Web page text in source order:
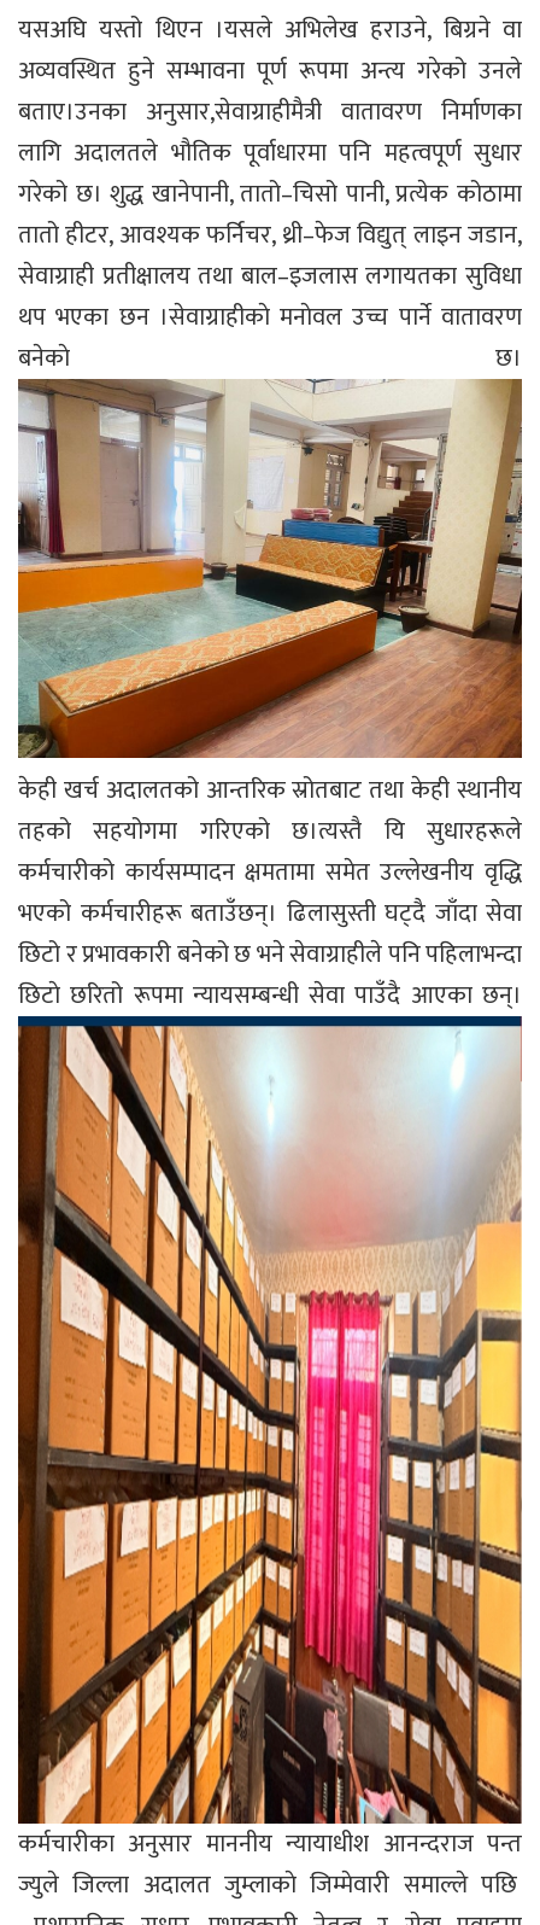
यसअघि यस्तो थिएन ।यसले अभिलेख हराउने, बिग्रने वा
अव्यवस्थित हुने सम्भावना पूर्ण रूपमा अन्त्य गरेको उनले
बताए।उनका अनुसार,सेवाग्राहीमैत्री वातावरण निर्माणका
लागि अदालतले भौतिक पूर्वाधारमा पनि महत्वपूर्ण सुधार
गरेको छ। शुद्ध खानेपानी, तातो–चिसो पानी, प्रत्येक कोठामा
तातो हीटर, आवश्यक फर्निचर, थ्री–फेज विद्युत् लाइन जडान,
सेवाग्राही प्रतीक्षालय तथा बाल–इजलास लगायतका सुविधा
थप भएका छन ।सेवाग्राहीकाे मनाेवल उच्च पार्ने वातावरण
बनेकाे छ।
केही खर्च अदालतको आन्तरिक स्रोतबाट तथा केही स्थानीय
तहको सहयोगमा गरिएको छ।त्यस्तै यि सुधारहरूले
कर्मचारीको कार्यसम्पादन क्षमतामा समेत उल्लेखनीय वृद्धि
भएको कर्मचारीहरू बताउँछन्। ढिलासुस्ती घट्दै जाँदा सेवा
छिटो र प्रभावकारी बनेको छ भने सेवाग्राहीले पनि पहिलाभन्दा
छिटाे छरितो रूपमा न्यायसम्बन्धी सेवा पाउँदै आएका छन्।
कर्मचारीका अनुसार माननीय न्यायाधीश आनन्दराज पन्त
ज्युले जिल्ला अदालत जुम्लाकाे जिम्मेवारी समाल्ले पछि